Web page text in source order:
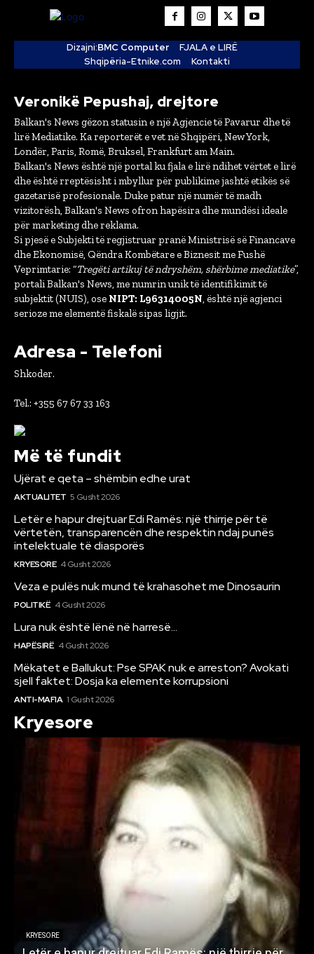
Dizajni:BMC Computer
FJALA e LIRË
Shqipëria-Etnike.com
Kontakti
Veronikë Pepushaj, drejtore
Balkan's News gëzon statusin e një Agjencie të Pavarur dhe të
lirë Mediatike. Ka reporterët e vet në Shqipëri, New York,
Londër, Paris, Romë, Bruksel, Frankfurt am Main.
Balkan's News është një portal ku fjala e lirë ndihet vërtet e lirë
dhe është rreptësisht i mbyllur për publikime jashtë etikës së
gazetarisë profesionale. Duke patur një numër të madh
vizitorësh, Balkan's News ofron hapësira dhe mundësi ideale
për marketing dhe reklama.
Si pjesë e Subjekti të regjistruar pranë Ministrisë së Financave
dhe Ekonomisë, Qëndra Kombëtare e Biznesit me Fushë
Veprimtarie: “Tregëti artikuj të ndryshëm, shërbime mediatike”,
portali Balkan's News, me numrin unik të identifikimit të
subjektit (NUIS), ose NIPT: L96314005N, është një agjenci
serioze me elementë fiskalë sipas ligjit.
Adresa - Telefoni
Shkoder.
Tel.: +355 67 67 33 163
Më të fundit
Ujërat e qeta – shëmbin edhe urat
AKTUALITET 5 Gusht 2026
Letër e hapur drejtuar Edi Ramës: një thirrje për të
vërtetën, transparencën dhe respektin ndaj punës
intelektuale të diasporës
KRYESORE 4 Gusht 2026
Veza e pulës nuk mund të krahasohet me Dinosaurin
POLITIKË 4 Gusht 2026
Lura nuk është lënë në harresë…
HAPËSIRË 4 Gusht 2026
Mëkatet e Ballukut: Pse SPAK nuk e arreston? Avokati
sjell faktet: Dosja ka elemente korrupsioni
ANTI-MAFIA 1 Gusht 2026
Kryesore
KRYESORE